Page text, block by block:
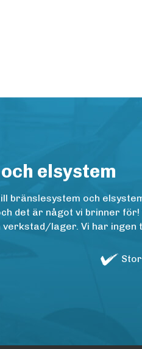
elsystem
bränslesystem och
det är något vi brinner för!
lager. Vi har ingen